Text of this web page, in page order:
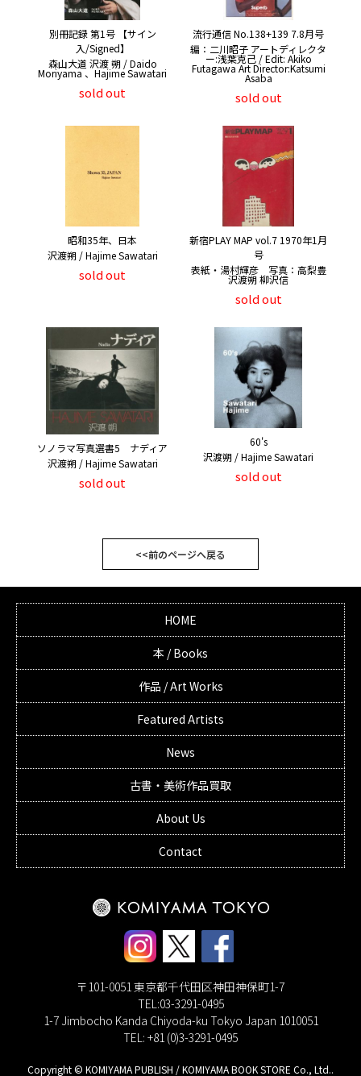
別冊記録 第1号 【サイン
入/Signed】
森山大道 沢渡 朔 / Daido
Moriyama 、Hajime Sawatari
sold out
流行通信 No.138+139 7.8月号
編：二川昭子 アートディレクタ
ー:浅葉克己 / Edit: Akiko
Futagawa Art Director:Katsumi
Asaba
sold out
昭和35年、日本
沢渡朔 / Hajime Sawatari
sold out
新宿PLAY MAP vol.7 1970年1月
号
表紙・湯村輝彦 写真：高梨豊
沢渡朔 柳沢信
sold out
ソノラマ写真選書5 ナディア
沢渡朔 / Hajime Sawatari
sold out
60's
沢渡朔 / Hajime Sawatari
sold out
<<前のページへ戻る
HOME
本 / Books
作品 / Art Works
Featured Artists
News
古書・美術作品買取
About Us
Contact
〒101-0051 東京都千代田区神田神保町1-7
TEL:03-3291-0495
1-7 Jimbocho Kanda Chiyoda-ku Tokyo Japan 1010051
TEL: +81 (0)3-3291-0495
Copyright © KOMIYAMA PUBLISH / KOMIYAMA BOOK STORE Co., Ltd..